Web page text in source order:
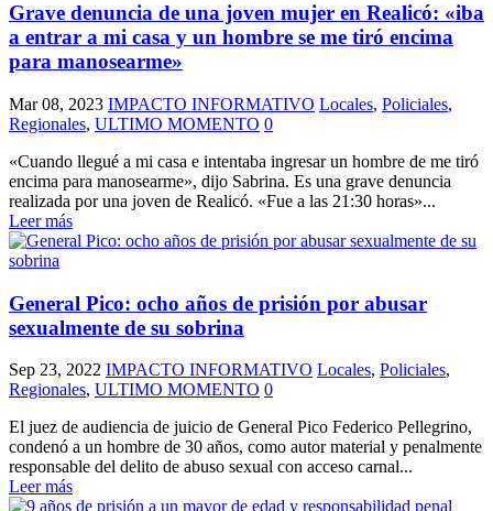
Grave denuncia de una joven mujer en Realicó: «iba
a entrar a mi casa y un hombre se me tiró encima
para manosearme»
Mar 08, 2023 IMPACTO INFORMATIVO Locales, Policiales,
Regionales, ULTIMO MOMENTO 0
«Cuando llegué a mi casa e intentaba ingresar un hombre de me tiró
encima para manosearme», dijo Sabrina. Es una grave denuncia
realizada por una joven de Realicó. «Fue a las 21:30 horas»...
Leer más
General Pico: ocho años de prisión por abusar
sexualmente de su sobrina
Sep 23, 2022 IMPACTO INFORMATIVO Locales, Policiales,
Regionales, ULTIMO MOMENTO 0
El juez de audiencia de juicio de General Pico Federico Pellegrino,
condenó a un hombre de 30 años, como autor material y penalmente
responsable del delito de abuso sexual con acceso carnal...
Leer más